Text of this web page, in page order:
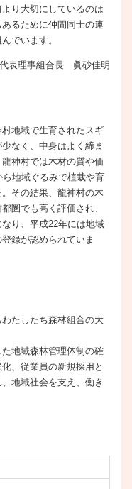
り大切にしているのは
るために仲間同士の連
でいます。
代表理事組合長 眞砂佳明
地域で生育されたスギ
なく、中身はよく締ま
神村では木材の質や価
地域ぐるみで植栽や育
その結果、龍神村の木
圏でも高く評価され、
り、平成22年には地域
録が認められていま
たしたち森林組合の大
地域森林管理体制の確
、従業員の新規採用と
地域社会を支え、働き